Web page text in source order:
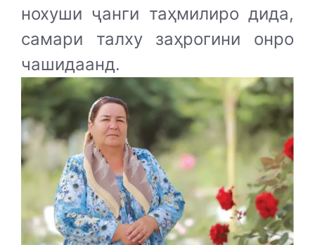
нохуши ҷанги таҳмилиро дида,
самари талху заҳрогини онро
чашидаанд.